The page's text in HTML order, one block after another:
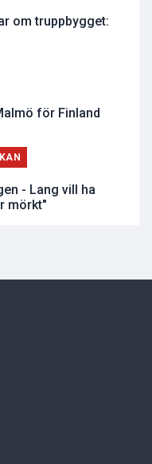
om truppbygget:
för Finland
- Lang vill ha
mörkt"